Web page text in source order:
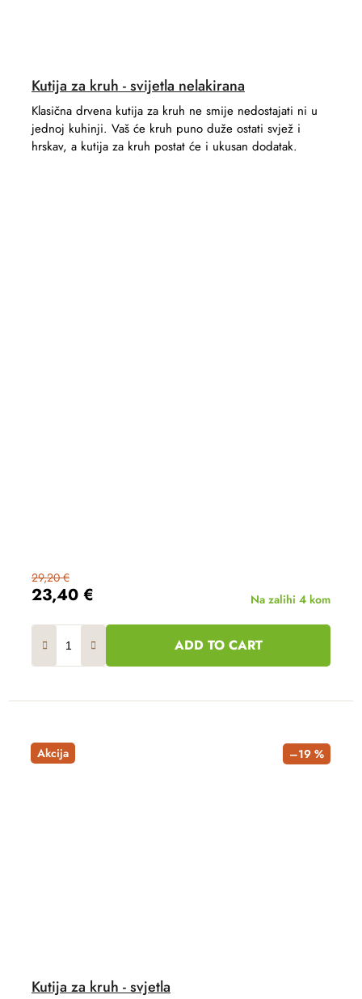
Kutija za kruh - svijetla nelakirana
23,40 €
29,20 €
Na zalihi 4 kom
ADD TO CART
Klasična drvena kutija za kruh ne smije nedostajati ni u
jednoj kuhinji. Vaš će kruh puno duže ostati svjež i
hrskav, a kutija za kruh postat će i ukusan dodatak.
Akcija –19 %
Kutija za kruh - svjetla